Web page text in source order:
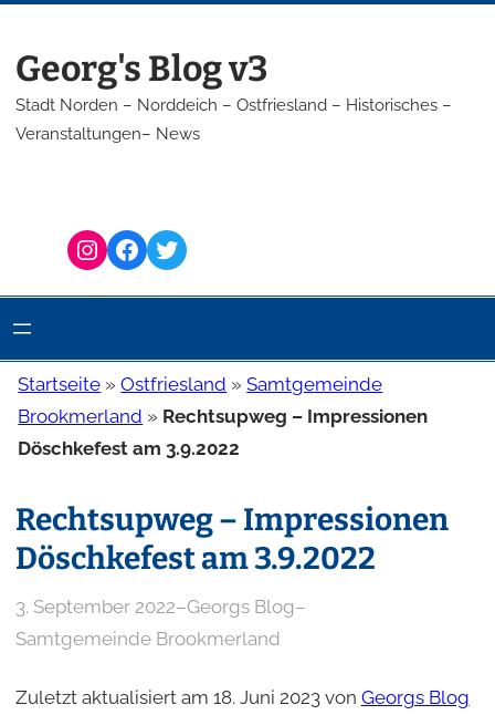
springen
Georg's Blog v3
Stadt Norden – Norddeich – Ostfriesland – Historisches –
Veranstaltungen– News
Instagram Facebook Twitter
Startseite »Ostfriesland »Samtgemeinde
Brookmerland » Rechtsupweg – Impressionen
Döschkefest am 3.9.2022
Rechtsupweg – Impressionen
Döschkefest am 3.9.2022
3. September 2022–Georgs Blog–
Samtgemeinde Brookmerland
Zuletzt aktualisiert am 18. Juni 2023 von Georgs Blog